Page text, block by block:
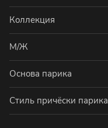
Коллекция
М/Ж
Основа парика
Стиль причёски парика